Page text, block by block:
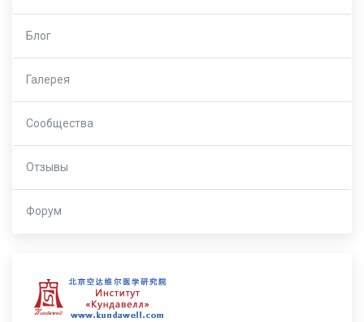
Блог
Галерея
Сообщества
Отзывы
Форум